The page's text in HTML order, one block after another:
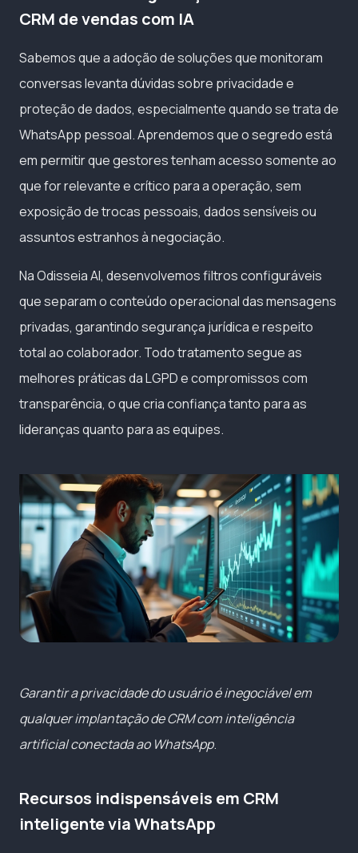
CRM de vendas com IA
Sabemos que a adoção de soluções que monitoram
conversas levanta dúvidas sobre privacidade e
proteção de dados, especialmente quando se trata de
WhatsApp pessoal. Aprendemos que o segredo está
em permitir que gestores tenham acesso somente ao
que for relevante e crítico para a operação, sem
exposição de trocas pessoais, dados sensíveis ou
assuntos estranhos à negociação.
Na Odisseia AI, desenvolvemos filtros configuráveis
que separam o conteúdo operacional das mensagens
privadas, garantindo segurança jurídica e respeito
total ao colaborador. Todo tratamento segue as
melhores práticas da LGPD e compromissos com
transparência, o que cria confiança tanto para as
lideranças quanto para as equipes.
Garantir a privacidade do usuário é inegociável em
qualquer implantação de CRM com inteligência
artificial conectada ao WhatsApp.
Recursos indispensáveis em CRM
inteligente via WhatsApp